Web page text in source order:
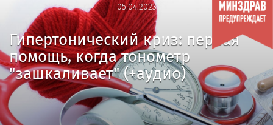
05.04.2023
05.04.2023
Гипертонический криз: первая
помощь, когда тонометр
"зашкаливает" (+аудио)